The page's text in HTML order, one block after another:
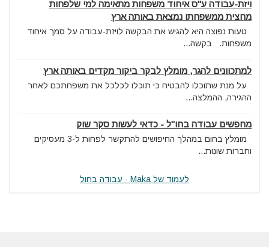
ויזת-עבודה ע"ס איחוד משפחות מתאימה למי שלפחות
מחצית ממשפחתו נמצאת באותה ארץ
טעות נפוצה היא להגיש את הבקשה לויזת-עבודה על סמך איחוד
משפחות. בקשה...
למתכוונים להגר, מומלץ לבקר ביקור מקדים באותה ארץ
על מנת שתוכלו להבטיח כי תוכלו לכלכל את משפחתכם לאחר
ההגירה, ההמלצה...
מחפשים עבודה בחו"ל - כדאי לעשות סקר שוק
מומלץ בחום במהלך החיפושים להתקשר לפחות ל-3 מעסיקים
וחברות שונות...
לעמוד של Maka - עבודה בחול